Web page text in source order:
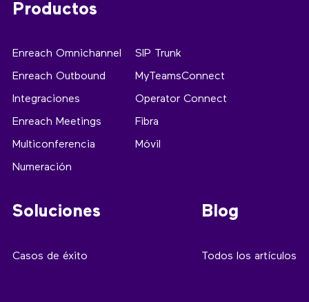
Productos
Enreach Omnichannel
Enreach Outbound
Integraciones
Enreach Meetings
Multiconferencia
Numeración
SIP Trunk
MyTeamsConnect
Operator Connect
Fibra
Móvil
Soluciones
Casos de éxito
Blog
Todos los artículos